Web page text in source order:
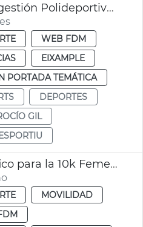
JGL Adjudicación gestión Polideportivo Parc Central
WEB FDM
EIXAMPLE
PORTADA TEMÁTICA
DEPORTES
GIL
Dispositivo de tráfico para la 10k Femenina
MOVILIDAD